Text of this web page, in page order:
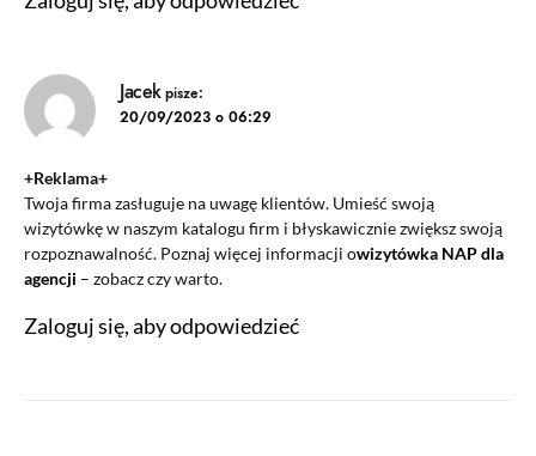
Jacekpisze:
20/09/2023 o 06:29
+Reklama+
Twoja firma zasługuje na uwagę klientów. Umieść swoją
wizytówkę w naszym katalogu firm i błyskawicznie zwiększ swoją
rozpoznawalność. Poznaj więcej informacji owizytówka NAP dla
agencji – zobacz czy warto.
Zaloguj się, aby odpowiedzieć